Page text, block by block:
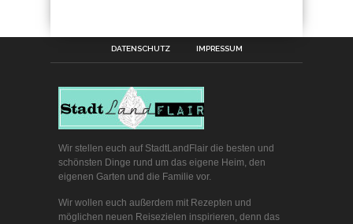
DATENSCHUTZ IMPRESSUM
Wir stellen euch auf StadtLandFlair die besten und
schönsten Dinge rund um das eigene Heim, den
eigenen Garten und die Familie vor.
Wir wollen euch außerdem mit Rezepten und
möglichen neuen Reisezielen inspirieren, denn das